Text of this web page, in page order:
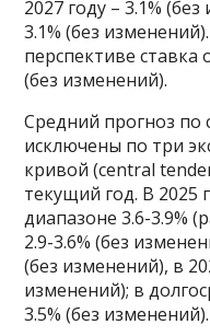
2027 году – 3.1%
3.1% (без
перспективе ставка
(без изменений).
Средний прогноз по
исключены по три
кривой (central
текущий год. В 2025
диапазоне 3.6-3.9%
2.9-3.6% (без
(без изменений), в
изменений); в
3.5% (без изменений).